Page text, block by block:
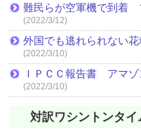
難民らが空軍機で到着
(2022/3/12)
外国でも逃れられない
(2022/3/10)
ＩＰＣＣ報告書 アマ
(2022/3/10)
対訳ワシントンタ